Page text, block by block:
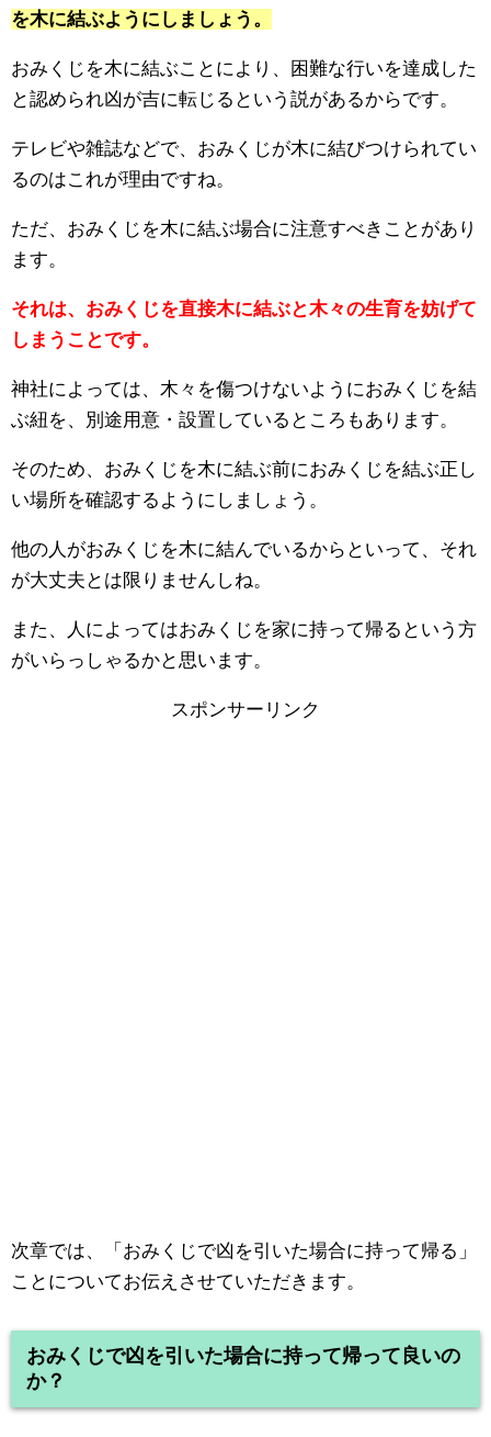
を木に結ぶようにしましょう。
おみくじを木に結ぶことにより、困難な行いを達成した
と認められ凶が吉に転じるという説があるからです。
テレビや雑誌などで、おみくじが木に結びつけられてい
るのはこれが理由ですね。
ただ、おみくじを木に結ぶ場合に注意すべきことがあり
ます。
それは、おみくじを直接木に結ぶと木々の生育を妨げて
しまうことです。
神社によっては、木々を傷つけないようにおみくじを結
ぶ紐を、別途用意・設置しているところもあります。
そのため、おみくじを木に結ぶ前におみくじを結ぶ正し
い場所を確認するようにしましょう。
他の人がおみくじを木に結んでいるからといって、それ
が大丈夫とは限りませんしね。
また、人によってはおみくじを家に持って帰るという方
がいらっしゃるかと思います。
スポンサーリンク
次章では、「おみくじで凶を引いた場合に持って帰る」
ことについてお伝えさせていただきます。
おみくじで凶を引いた場合に持って帰って良いの
か？